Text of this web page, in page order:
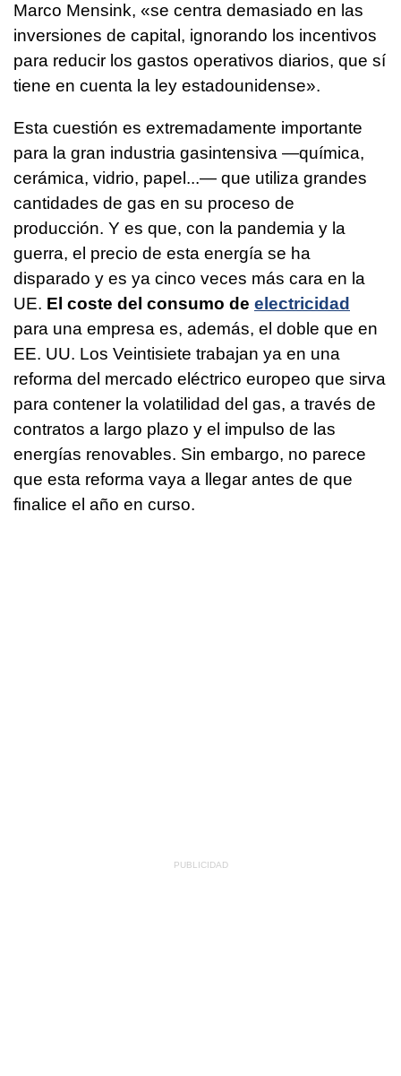
Marco Mensink, «se centra demasiado en las
inversiones de capital, ignorando los incentivos
para reducir los gastos operativos diarios, que sí
tiene en cuenta la ley estadounidense».
Esta cuestión es extremadamente importante
para la gran industria gasintensiva —química,
cerámica, vidrio, papel...— que utiliza grandes
cantidades de gas en su proceso de
producción. Y es que, con la pandemia y la
guerra, el precio de esta energía se ha
disparado y es ya cinco veces más cara en la
UE. El coste del consumo de electricidad
para una empresa es, además, el doble que en
EE. UU. Los Veintisiete trabajan ya en una
reforma del mercado eléctrico europeo que sirva
para contener la volatilidad del gas, a través de
contratos a largo plazo y el impulso de las
energías renovables. Sin embargo, no parece
que esta reforma vaya a llegar antes de que
finalice el año en curso.